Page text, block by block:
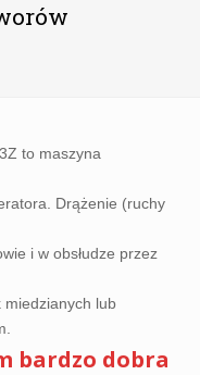
to maszyna
Drążenie (ruchy
i w obsłudze przez
miedzianych lub
bardzo dobra